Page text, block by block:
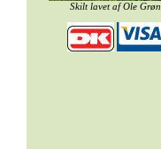
Skilt lavet afOle Grøn